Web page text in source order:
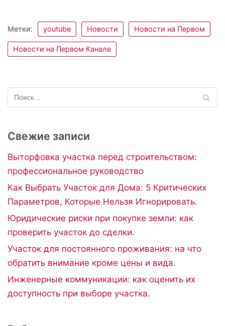
Метки: youtube Новости Новости на Первом
Новости на Первом Канале
Свежие записи
Выторфовка участка перед строительством:
профессиональное руководство
Как Выбрать Участок для Дома: 5 Критических
Параметров, Которые Нельзя Игнорировать.
Юридические риски при покупке земли: как
проверить участок до сделки.
Участок для постоянного проживания: на что
обратить внимание кроме цены и вида.
Инженерные коммуникации: как оценить их
доступность при выборе участка.